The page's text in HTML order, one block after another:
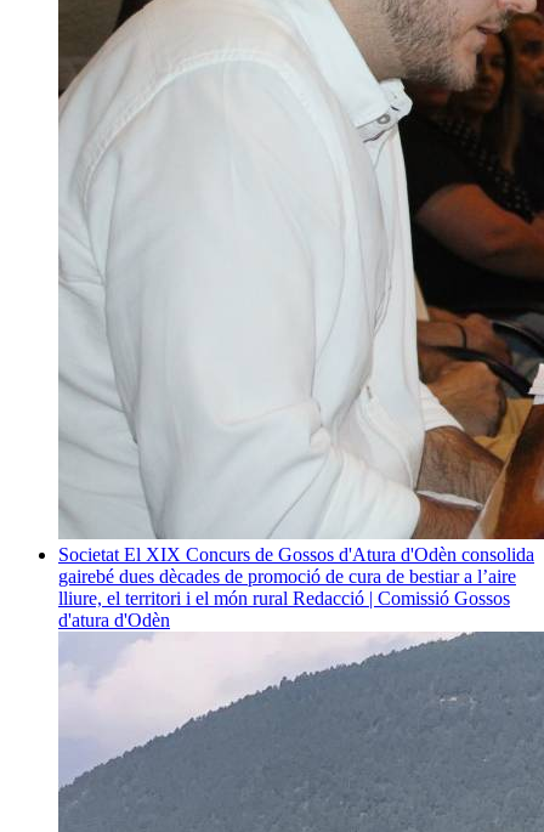
Societat El XIX Concurs de Gossos d'Atura d'Odèn consolida
gairebé dues dècades de promoció de cura de bestiar a l’aire
lliure, el territori i el món rural Redacció | Comissió Gossos
d'atura d'Odèn